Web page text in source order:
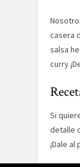
casera
salsa
curry
Si
detalle
¡Dale al